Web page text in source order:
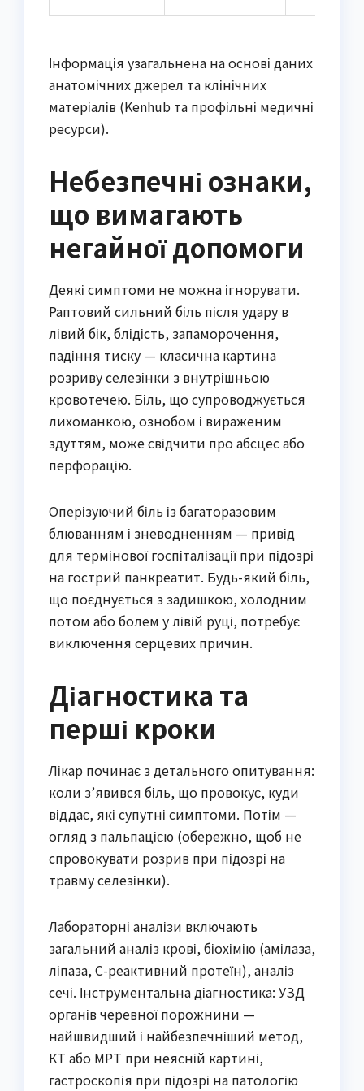
Інформація узагальнена на основі даних
анатомічних джерел та клінічних
матеріалів (Kenhub та профільні медичні
ресурси).
Небезпечні ознаки,
що вимагають
негайної допомоги
Деякі симптоми не можна ігнорувати.
Раптовий сильний біль після удару в
лівий бік, блідість, запаморочення,
падіння тиску — класична картина
розриву селезінки з внутрішньою
кровотечею. Біль, що супроводжується
лихоманкою, ознобом і вираженим
здуттям, може свідчити про абсцес або
перфорацію.
Оперізуючий біль із багаторазовим
блюванням і зневодненням — привід
для термінової госпіталізації при підозрі
на гострий панкреатит. Будь-який біль,
що поєднується з задишкою, холодним
потом або болем у лівій руці, потребує
виключення серцевих причин.
Діагностика та
перші кроки
Лікар починає з детального опитування:
коли з’явився біль, що провокує, куди
віддає, які супутні симптоми. Потім —
огляд з пальпацією (обережно, щоб не
спровокувати розрив при підозрі на
травму селезінки).
Лабораторні аналізи включають
загальний аналіз крові, біохімію (амілаза,
ліпаза, С-реактивний протеїн), аналіз
сечі. Інструментальна діагностика: УЗД
органів черевної порожнини —
найшвидший і найбезпечніший метод,
КТ або МРТ при неясній картині,
гастроскопія при підозрі на патологію